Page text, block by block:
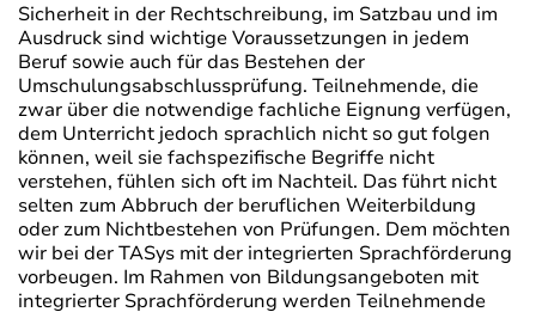
Sicherheit in der Rechtschreibung, im Satzbau und im
Ausdruck sind wichtige Voraussetzungen in jedem
Beruf sowie auch für das Bestehen der
Umschulungsabschlussprüfung. Teilnehmende, die
zwar über die notwendige fachliche Eignung verfügen,
dem Unterricht jedoch sprachlich nicht so gut folgen
können, weil sie fachspezifische Begriffe nicht
verstehen, fühlen sich oft im Nachteil. Das führt nicht
selten zum Abbruch der beruflichen Weiterbildung
oder zum Nichtbestehen von Prüfungen. Dem möchten
wir bei der TASys mit der integrierten Sprachförderung
vorbeugen. Im Rahmen von Bildungsangeboten mit
integrierter Sprachförderung werden Teilnehmende